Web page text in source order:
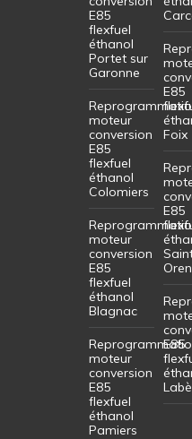
E85
flexfuel
éthanol
Portet sur
Garonne
moteur
conversion
E85
flexfuel
éthanol
Colomiers
moteur
conversion
E85
flexfuel
éthanol
Blagnac
moteur
conversion
E85
flexfuel
éthanol
Pamiers
E85
Foix
E85
E85